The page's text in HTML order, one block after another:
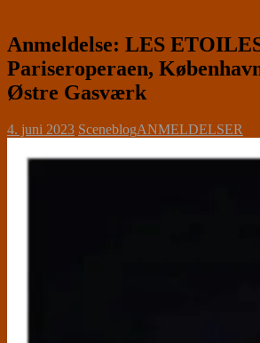
Anmeldelse: LES
Pariseroperaen,
Østre Gasværk
4. juni 2023 SceneblogANMELDELSER